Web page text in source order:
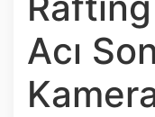
İnstagram
Twitter
Google Play
Acı